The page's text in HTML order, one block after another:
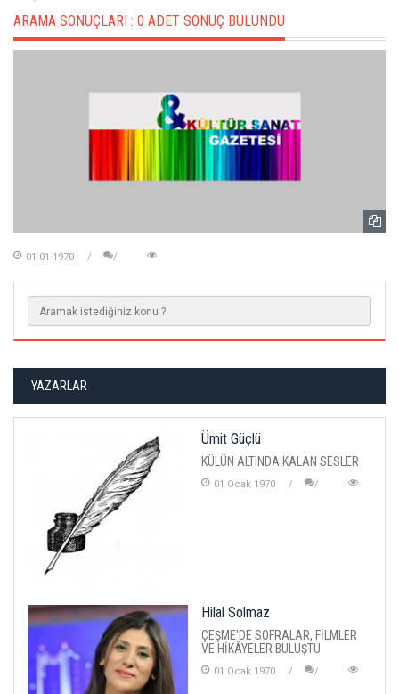
ARAMA SONUÇLARI : 0 ADET SONUÇ BULUNDU
01-01-1970
YAZARLAR
Ümit Güçlü
KÜLÜN ALTINDA KALAN SESLER
01 Ocak 1970
Hilal Solmaz
ÇEŞME'DE SOFRALAR, FİLMLER
VE HİKÂYELER BULUŞTU
01 Ocak 1970